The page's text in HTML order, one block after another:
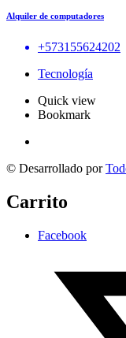
Alquiler de computadores
+573155624202
Tecnología
Quick view
Bookmark
© Desarrollado por
Carrito
Facebook